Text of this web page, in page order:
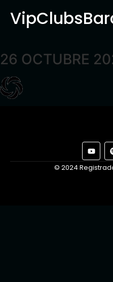
26 OCTUBRE
© 2024